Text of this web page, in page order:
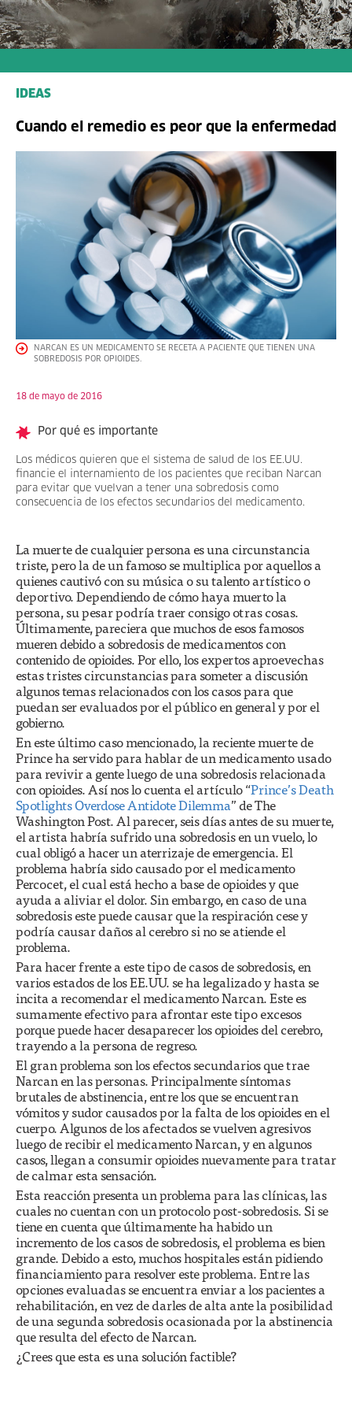
IDEAS
Cuando el remedio es peor que la enfermedad
NARCAN ES UN MEDICAMENTO SE RECETA A PACIENTE QUE TIENEN UNA
SOBREDOSIS POR OPIOIDES.
18 de mayo de 2016
Por qué es importante
Los médicos quieren que el sistema de salud de los EE.UU.
financie el internamiento de los pacientes que reciban Narcan
para evitar que vuelvan a tener una sobredosis como
consecuencia de los efectos secundarios del medicamento.
La muerte de cualquier persona es una circunstancia
triste, pero la de un famoso se multiplica por aquellos a
quienes cautivó con su música o su talento artístico o
deportivo. Dependiendo de cómo haya muerto la
persona, su pesar podría traer consigo otras cosas.
Últimamente, pareciera que muchos de esos famosos
mueren debido a sobredosis de medicamentos con
contenido de opioides. Por ello, los expertos aproevechas
estas tristes circunstancias para someter a discusión
algunos temas relacionados con los casos para que
puedan ser evaluados por el público en general y por el
gobierno.
En este último caso mencionado, la reciente muerte de
Prince ha servido para hablar de un medicamento usado
para revivir a gente luego de una sobredosis relacionada
con opioides. Así nos lo cuenta el artículo “Prince’s Death
Spotlights Overdose Antidote Dilemma” de The
Washington Post. Al parecer, seis días antes de su muerte,
el artista habría sufrido una sobredosis en un vuelo, lo
cual obligó a hacer un aterrizaje de emergencia. El
problema habría sido causado por el medicamento
Percocet, el cual está hecho a base de opioides y que
ayuda a aliviar el dolor. Sin embargo, en caso de una
sobredosis este puede causar que la respiración cese y
podría causar daños al cerebro si no se atiende el
problema.
Para hacer frente a este tipo de casos de sobredosis, en
varios estados de los EE.UU. se ha legalizado y hasta se
incita a recomendar el medicamento Narcan. Este es
sumamente efectivo para afrontar este tipo excesos
porque puede hacer desaparecer los opioides del cerebro,
trayendo a la persona de regreso.
El gran problema son los efectos secundarios que trae
Narcan en las personas. Principalmente síntomas
brutales de abstinencia, entre los que se encuentran
vómitos y sudor causados por la falta de los opioides en el
cuerpo. Algunos de los afectados se vuelven agresivos
luego de recibir el medicamento Narcan, y en algunos
casos, llegan a consumir opioides nuevamente para tratar
de calmar esta sensación.
Esta reacción presenta un problema para las clínicas, las
cuales no cuentan con un protocolo post-sobredosis. Si se
tiene en cuenta que últimamente ha habido un
incremento de los casos de sobredosis, el problema es bien
grande. Debido a esto, muchos hospitales están pidiendo
financiamiento para resolver este problema. Entre las
opciones evaluadas se encuentra enviar a los pacientes a
rehabilitación, en vez de darles de alta ante la posibilidad
de una segunda sobredosis ocasionada por la abstinencia
que resulta del efecto de Narcan.
¿Crees que esta es una solución factible?